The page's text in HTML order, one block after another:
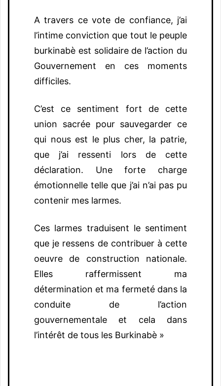
A travers ce vote de confiance, j’ai
l’intime conviction que tout le peuple
burkinabè est solidaire de l’action du
Gouvernement en ces moments
difficiles.
C’est ce sentiment fort de cette
union sacrée pour sauvegarder ce
qui nous est le plus cher, la patrie,
que j’ai ressenti lors de cette
déclaration. Une forte charge
émotionnelle telle que j’ai n’ai pas pu
contenir mes larmes.
Ces larmes traduisent le sentiment
que je ressens de contribuer à cette
oeuvre de construction nationale.
Elles raffermissent ma
détermination et ma fermeté dans la
conduite de l’action
gouvernementale et cela dans
l’intérêt de tous les Burkinabè »